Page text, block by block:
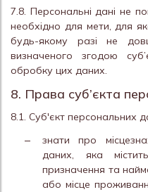
7.8. Персональні дані не
необхідно для мети, для
будь-якому разі не
визначеного згодою
обробку цих даних.
8. Права суб’єкта
8.1. Суб'єкт персональних
знати про
даних, яка
призначення та
або місце